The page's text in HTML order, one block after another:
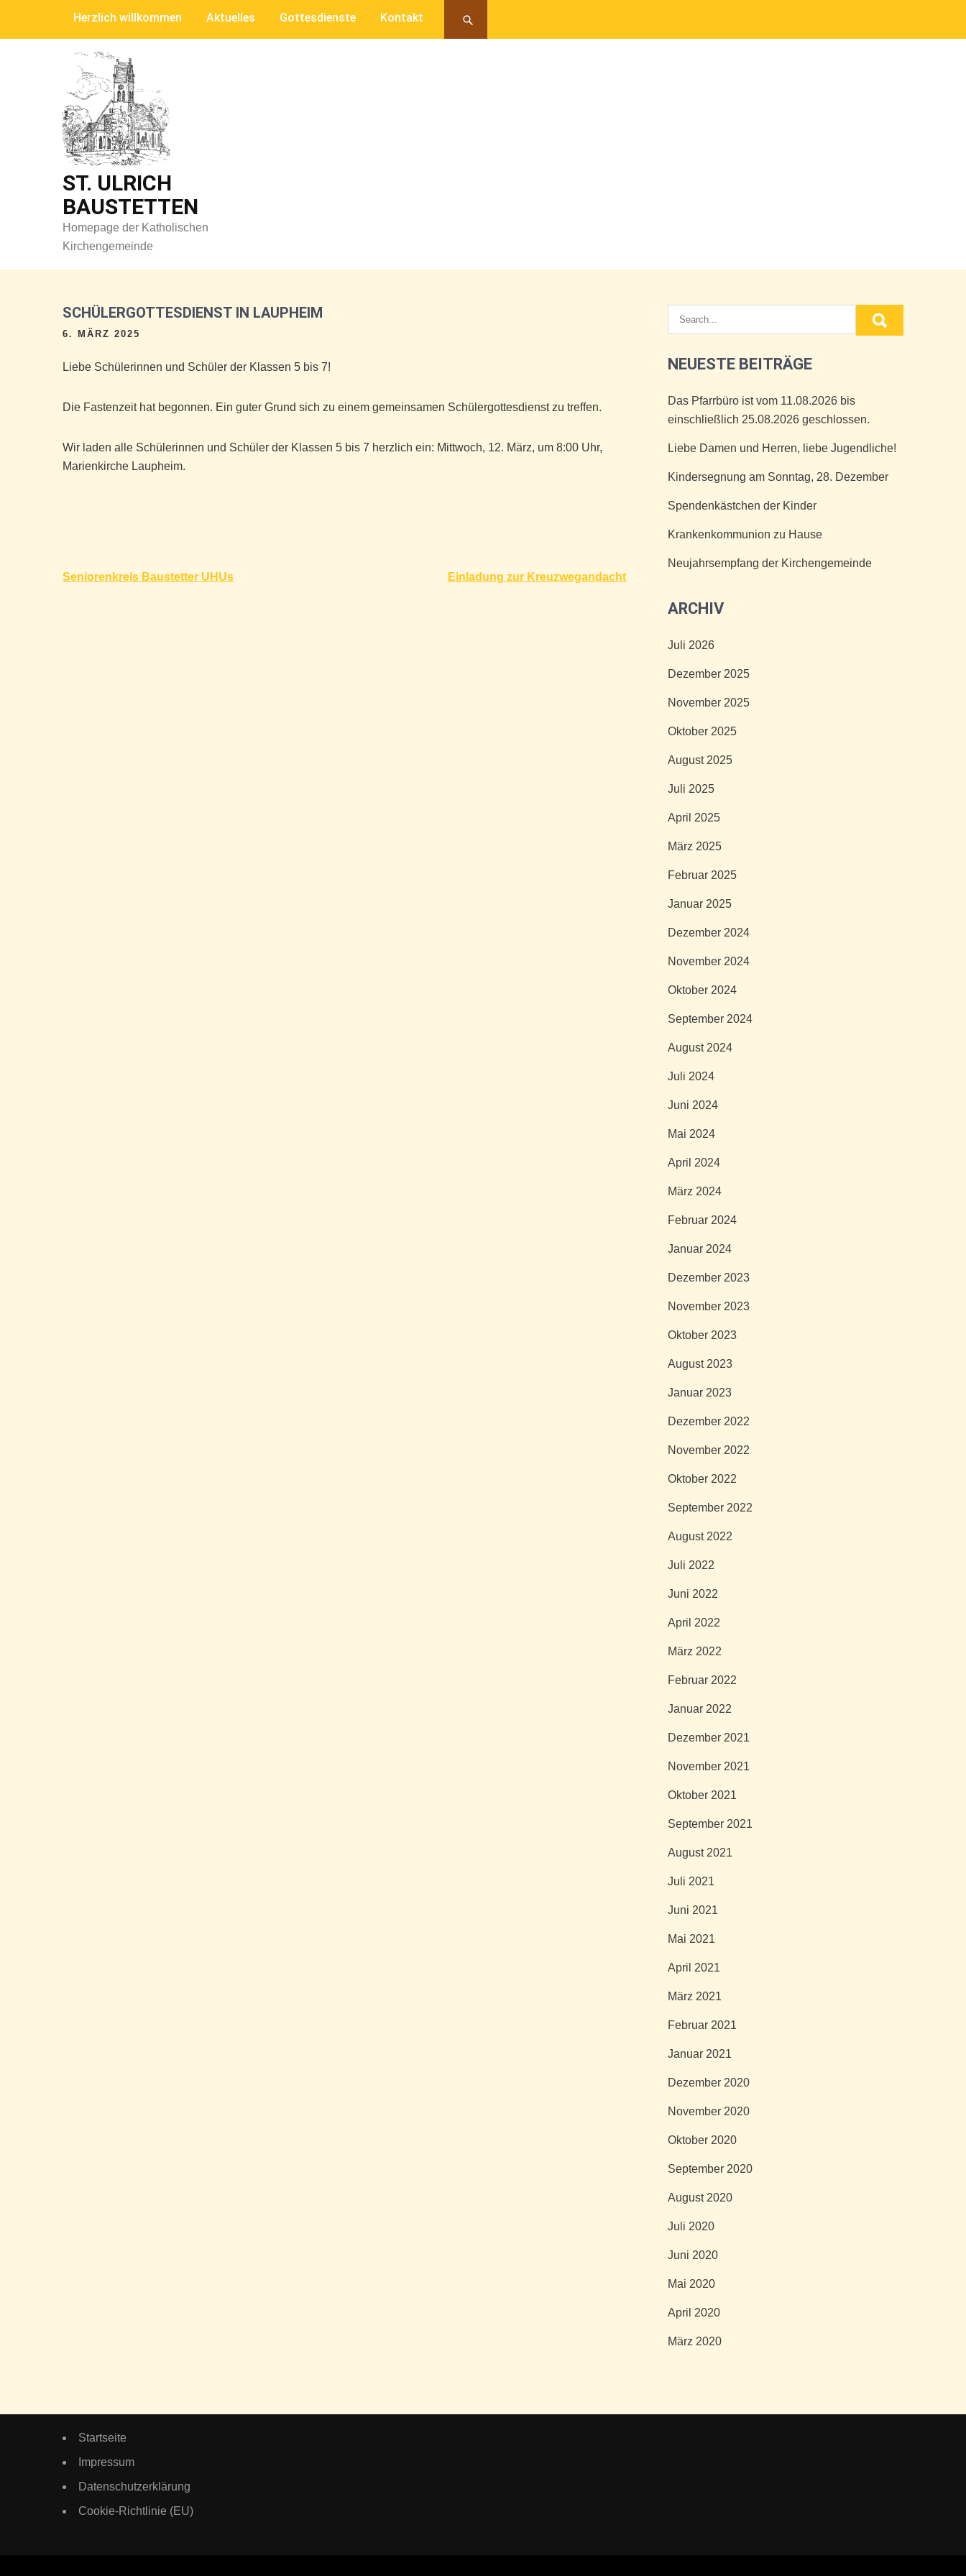
Herzlich willkommen Aktuelles Gottesdienste Kontakt
ST. ULRICH
BAUSTETTEN
Homepage der Katholischen
Kirchengemeinde
SCHÜLERGOTTESDIENST IN LAUPHEIM
6. MÄRZ 2025
Liebe Schülerinnen und Schüler der Klassen 5 bis 7!
Die Fastenzeit hat begonnen. Ein guter Grund sich zu einem gemeinsamen Schülergottesdienst zu treffen.
Wir laden alle Schülerinnen und Schüler der Klassen 5 bis 7 herzlich ein: Mittwoch, 12. März, um 8:00 Uhr,
Marienkirche Laupheim.
Beitragsnavigation
Seniorenkreis Baustetter UHUs Einladung zur Kreuzwegandacht
NEUESTE BEITRÄGE
Das Pfarrbüro ist vom 11.08.2026 bis
einschließlich 25.08.2026 geschlossen.
Liebe Damen und Herren, liebe Jugendliche!
Kindersegnung am Sonntag, 28. Dezember
Spendenkästchen der Kinder
Krankenkommunion zu Hause
Neujahrsempfang der Kirchengemeinde
ARCHIV
Juli 2026
Dezember 2025
November 2025
Oktober 2025
August 2025
Juli 2025
April 2025
März 2025
Februar 2025
Januar 2025
Dezember 2024
November 2024
Oktober 2024
September 2024
August 2024
Juli 2024
Juni 2024
Mai 2024
April 2024
März 2024
Februar 2024
Januar 2024
Dezember 2023
November 2023
Oktober 2023
August 2023
Januar 2023
Dezember 2022
November 2022
Oktober 2022
September 2022
August 2022
Juli 2022
Juni 2022
April 2022
März 2022
Februar 2022
Januar 2022
Dezember 2021
November 2021
Oktober 2021
September 2021
August 2021
Juli 2021
Juni 2021
Mai 2021
April 2021
März 2021
Februar 2021
Januar 2021
Dezember 2020
November 2020
Oktober 2020
September 2020
August 2020
Juli 2020
Juni 2020
Mai 2020
April 2020
März 2020
Startseite
Impressum
Datenschutzerklärung
Cookie-Richtlinie (EU)